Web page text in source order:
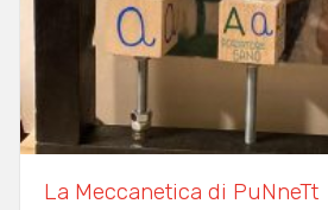
La Meccanetica di PuNneTt